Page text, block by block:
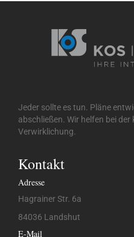
Jeder sollte es tun. Pläne
abschließen. Wir helfen bei
Verwirklichung.
Kontakt
Adresse
Hagrainer Str. 6a
84036 Landshut
E-Mail